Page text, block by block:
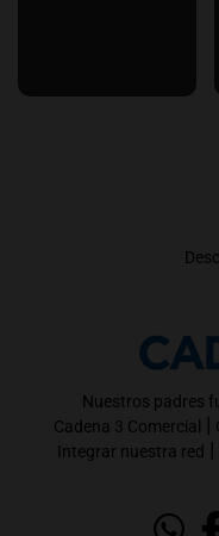
Nuestros padres
Cadena 3 Comercial |
Integrar nuestra red |